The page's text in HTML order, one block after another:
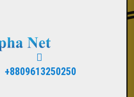
+8809613250250